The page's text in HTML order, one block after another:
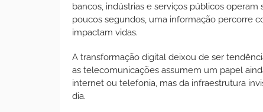
bancos, indústrias e serviços públicos
poucos segundos, uma informação percorre
impactam vidas.
A transformação digital deixou de ser
as telecomunicações assumem um papel
internet ou telefonia, mas da infraestrutura
dia.